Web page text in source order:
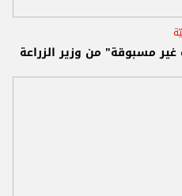
غير مسبوقة" من وزير الزراعة